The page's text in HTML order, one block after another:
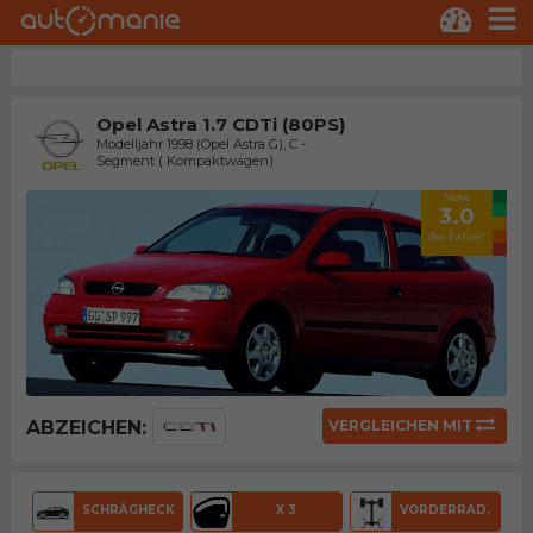
Opel Astra 1.7 CDTi (80PS)
Modelljahr 1998 (Opel Astra G), C -
Segment ( Kompaktwagen)
Note
3.0
der Fahrer
ABZEICHEN: VERGLEICHEN MIT
SCHRÄGHECK X 3 VORDERRAD.